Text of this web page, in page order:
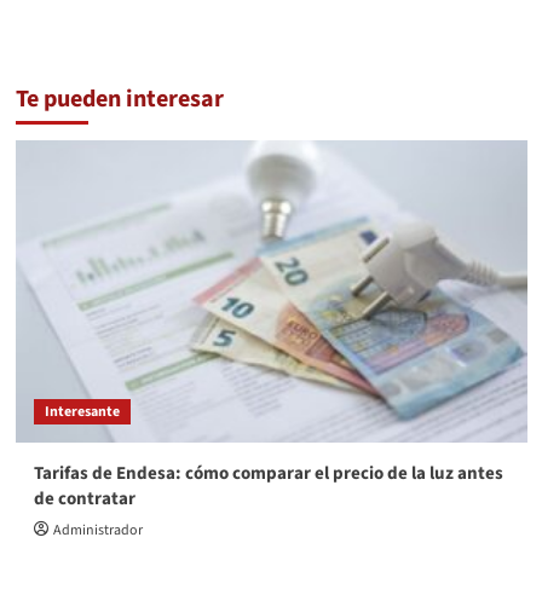
Te pueden interesar
Interesante
Tarifas de Endesa: cómo comparar el precio de la luz antes
de contratar
Administrador